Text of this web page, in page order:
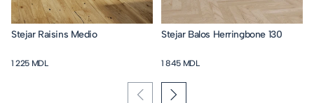
Stejar Raisins Medio
1 225 MDL
Stejar Balos Herringbone 130
1 845 MDL